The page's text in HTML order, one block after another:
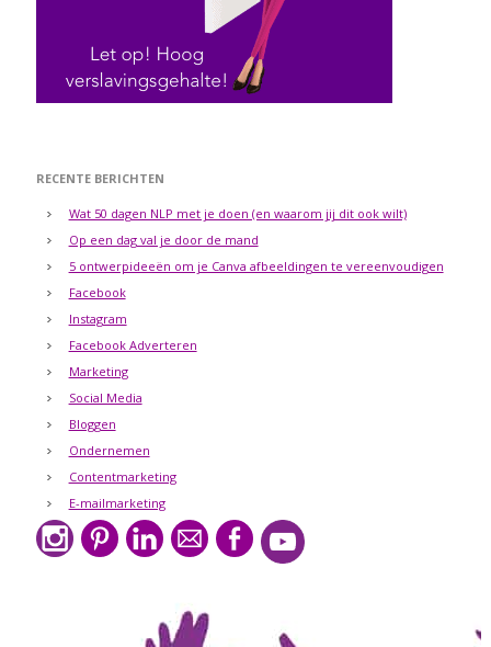
RECENTE BERICHTEN
Wat 50 dagen NLP met je doen (en waarom jij dit ook wilt)
Op een dag val je door de mand
5 ontwerpideeën om je Canva afbeeldingen te vereenvoudigen
Facebook
Instagram
Facebook Adverteren
Marketing
Social Media
Bloggen
Ondernemen
Contentmarketing
E-mailmarketing